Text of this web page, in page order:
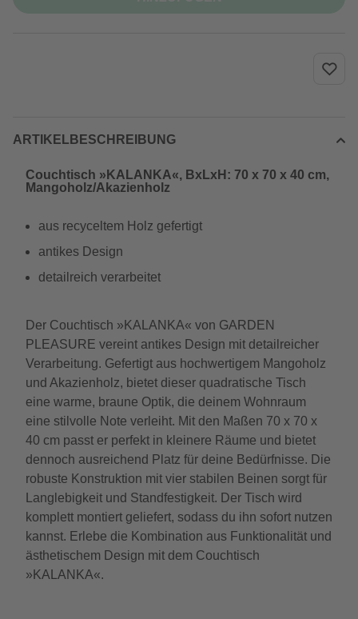
ARTIKELBESCHREIBUNG
Couchtisch »KALANKA«, BxLxH: 70 x 70 x 40 cm,
Mangoholz/Akazienholz
aus recyceltem Holz gefertigt
antikes Design
detailreich verarbeitet
Der Couchtisch »KALANKA« von GARDEN
PLEASURE vereint antikes Design mit detailreicher
Verarbeitung. Gefertigt aus hochwertigem Mangoholz
und Akazienholz, bietet dieser quadratische Tisch
eine warme, braune Optik, die deinem Wohnraum
eine stilvolle Note verleiht. Mit den Maßen 70 x 70 x
40 cm passt er perfekt in kleinere Räume und bietet
dennoch ausreichend Platz für deine Bedürfnisse. Die
robuste Konstruktion mit vier stabilen Beinen sorgt für
Langlebigkeit und Standfestigkeit. Der Tisch wird
komplett montiert geliefert, sodass du ihn sofort nutzen
kannst. Erlebe die Kombination aus Funktionalität und
ästhetischem Design mit dem Couchtisch
»KALANKA«.